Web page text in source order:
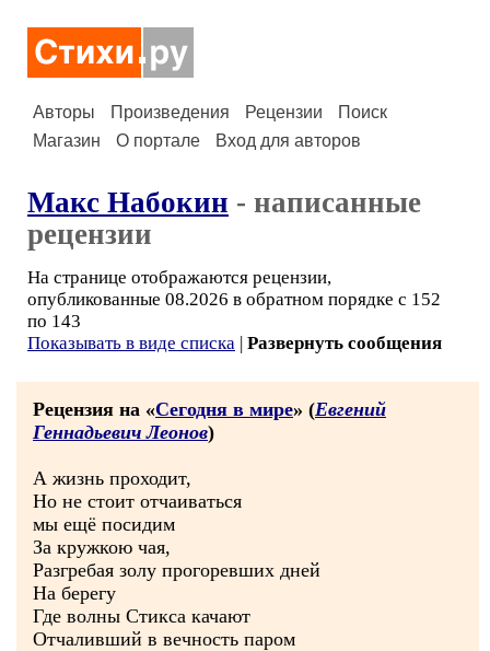
Авторы Произведения Рецензии
Поиск
Магазин
О портале Вход для авторов
Макс Набокин - написанные
рецензии
На странице отображаются рецензии,
опубликованные 08.2026 в обратном порядке с 152
по 143
Показывать в виде списка | Развернуть сообщения
Рецензия на «Сегодня в мире» (Евгений
Геннадьевич Леонов)
А жизнь проходит,
Но не стоит отчаиваться
мы ещё посидим
За кружкою чая,
Разгребая золу прогоревших дней
На берегу
Где волны Стикса качают
Отчаливший в вечность паром